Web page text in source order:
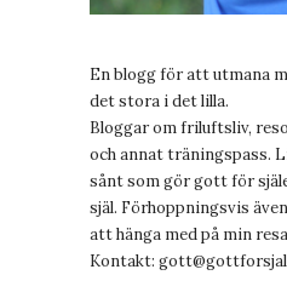
En blogg för att utmana
det stora i det lilla.
Bloggar om friluftsliv,
och annat träningspass.
sånt som gör gott för
själ. Förhoppningsvis
att hänga med på min
Kontakt: